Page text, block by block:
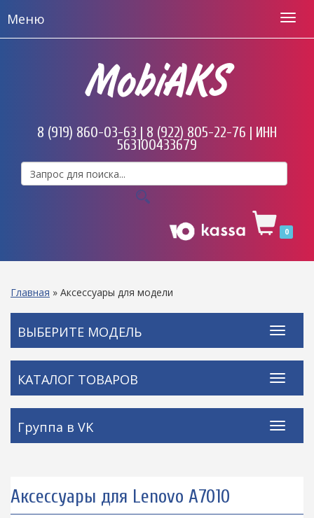
Меню
MobiAKS
8 (919) 860-03-63 | 8 (922) 805-22-76 | ИНН
563100433679
0
Главная » Аксессуары для модели
ВЫБЕРИТЕ МОДЕЛЬ
КАТАЛОГ ТОВАРОВ
Группа в VK
Аксессуары для Lenovo A7010